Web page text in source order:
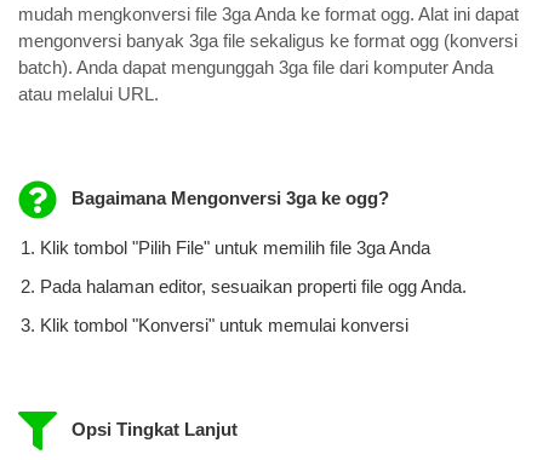
mudah mengkonversi file 3ga Anda ke format ogg. Alat ini dapat
mengonversi banyak 3ga file sekaligus ke format ogg (konversi
batch). Anda dapat mengunggah 3ga file dari komputer Anda
atau melalui URL.
Bagaimana Mengonversi 3ga ke ogg?
Klik tombol "Pilih File" untuk memilih file 3ga Anda
Pada halaman editor, sesuaikan properti file ogg Anda.
Klik tombol "Konversi" untuk memulai konversi
Opsi Tingkat Lanjut